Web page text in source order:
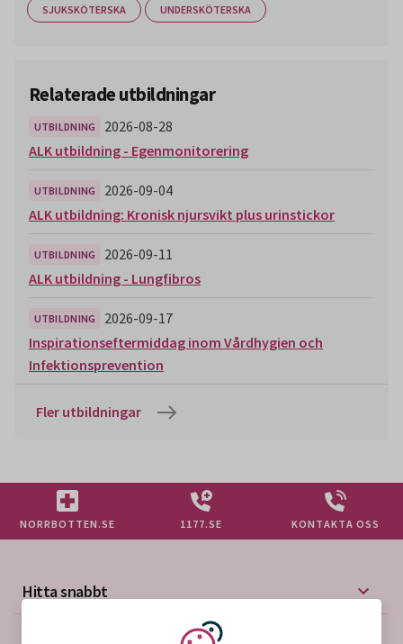
SJUKSKÖTERSKA UNDERSKÖTERSKA
Relaterade utbildningar
UTBILDNING
2026-08-28
ALK utbildning - Egenmonitorering
UTBILDNING
2026-09-04
ALK utbildning: Kronisk njursvikt plus urinstickor
UTBILDNING
2026-09-11
ALK utbildning - Lungfibros
UTBILDNING
2026-09-17
Inspirationseftermiddag inom Vårdhygien och
Infektionsprevention
Fler utbildningar
NORRBOTTEN.SE 1177.SE KONTAKTA OSS
Hitta snabbt
Mer på vårdgivarwebben